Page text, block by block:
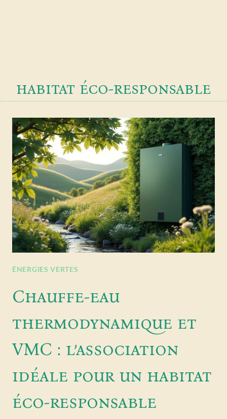
habitat éco-responsable
ÉNERGIES VERTES
Chauffe-eau
thermodynamique et
VMC : l’association
idéale pour un habitat
éco-responsable